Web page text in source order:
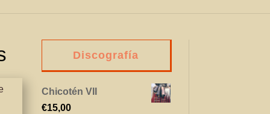
Discografía
Chicotén VII
€15,00